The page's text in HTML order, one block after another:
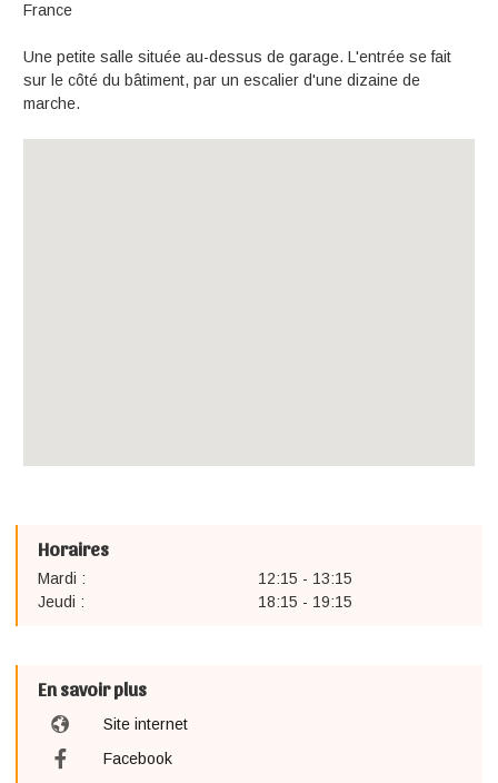
France
Une petite salle située au-dessus de garage. L'entrée se fait
sur le côté du bâtiment, par un escalier d'une dizaine de
marche.
Horaires
Mardi :
12:15 - 13:15
Jeudi :
18:15 - 19:15
En savoir plus
Site internet
Facebook